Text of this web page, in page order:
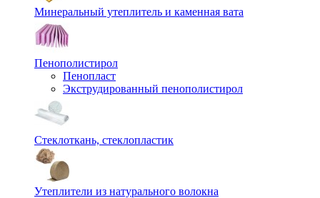
Минеральный утеплитель и каменная вата
Пенополистирол
Пенопласт
Экструдированный пенополистирол
Стеклоткань, стеклопластик
Утеплители из натурального волокна